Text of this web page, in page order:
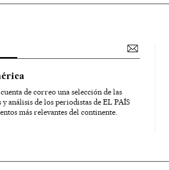
de correo una selección de las
análisis de los periodistas de EL PAÍS
más relevantes del continente.